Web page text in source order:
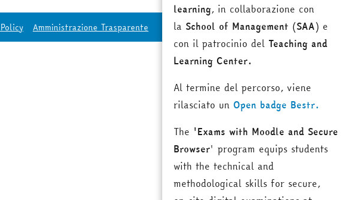
learning, in collaborazione con
la School of Management (SAA) e
con il patrocinio del Teaching and
Learning Center.
Al termine del percorso, viene
rilasciato un Open badge Bestr.
The 'Exams with Moodle and Secure
Browser' program equips students
with the technical and
methodological skills for secure,
Amministrazione Trasparente